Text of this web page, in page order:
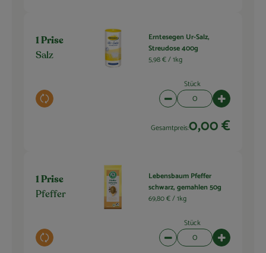
1 Prise
Salz
Auswahl ändern
Erntesegen Ur-Salz,
Streudose 400g
5,98 € /1kg
Stück
Artikelanzahl verringern
Gesamtpreis:0,00 €
1 Prise
Pfeffer
Auswahl ändern
Lebensbaum Pfeffer
schwarz, gemahlen 50g
69,80 € /1kg
Stück
Artikelanzahl verringern